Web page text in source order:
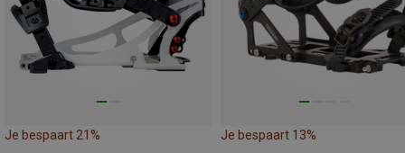
Je bespaart 21% Je bespaart 13%